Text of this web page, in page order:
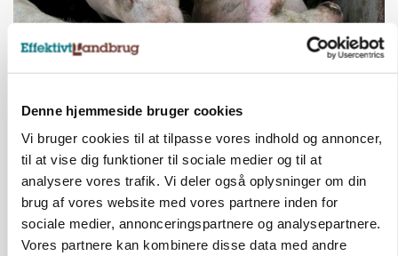
Denne hjemmeside bruger cookies
Vi bruger cookies til at tilpasse vores indhold og annoncer,
til at vise dig funktioner til sociale medier og til at
analysere vores trafik. Vi deler også oplysninger om din
brug af vores website med vores partnere inden for
sociale medier, annonceringspartnere og analysepartnere.
Vores partnere kan kombinere disse data med andre
MARKED